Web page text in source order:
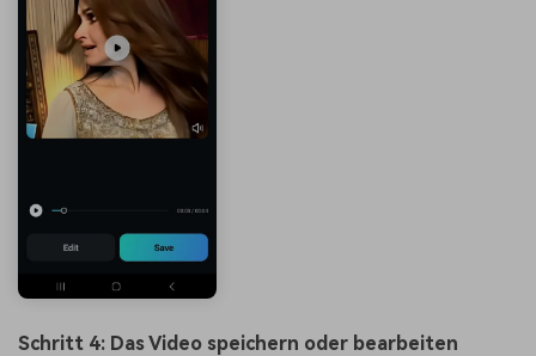
Schritt 4: Das Video speichern oder bearbeiten